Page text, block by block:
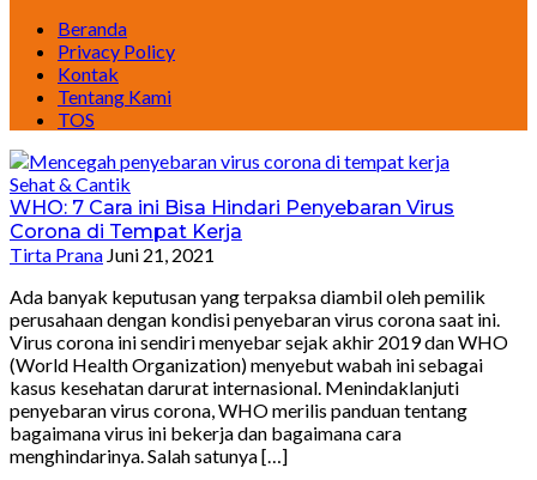
Beranda
Privacy Policy
Kontak
Tentang Kami
TOS
Sehat & Cantik
WHO: 7 Cara ini Bisa Hindari Penyebaran Virus
Corona di Tempat Kerja
Tirta Prana Juni 21, 2021
Ada banyak keputusan yang terpaksa diambil oleh pemilik
perusahaan dengan kondisi penyebaran virus corona saat ini.
Virus corona ini sendiri menyebar sejak akhir 2019 dan WHO
(World Health Organization) menyebut wabah ini sebagai
kasus kesehatan darurat internasional. Menindaklanjuti
penyebaran virus corona, WHO merilis panduan tentang
bagaimana virus ini bekerja dan bagaimana cara
menghindarinya. Salah satunya […]